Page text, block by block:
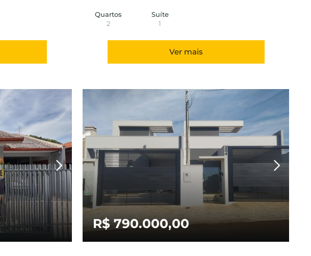
Quartos
2
Suíte
1
Ver mais
R$ 790.000,00